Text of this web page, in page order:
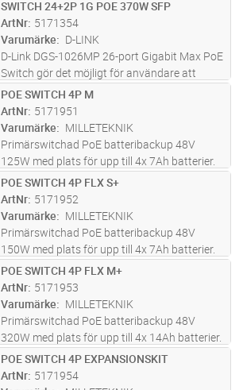
Gigabit PoE++-portar, 6× Gigabit PoE+-portar,
2× Gigabit icke-PoE-portar, 2×
ST Lägg i kundvagn
SWITCH 24+2P 1G POE 370W SFP
ArtNr 5171354
Varumärke
D-LINK
D-Link DGS-1026MP 26-port Gigabit Max PoE
Switch gör det möjligt för användare att
enkelt ansluta och driva PoE-kompatibla
enheter som trådlösa accesspunkter, IP-
kameror och IP-telefoner. Var och en
mer
ST Lägg i kundvagn
POE SWITCH 4P M
ArtNr 5171951
Varumärke
MILLETEKNIK
Primärswitchad PoE batteribackup 48V
125W med plats för upp till 4x 7Ah batterier.
PoE 4p M skall väggmonteras.PoE 4p M
levereras inkl. 1x PoE switch med 2x LAN
portar & 4x PoE portar. Max effekt per
mer
ST Lägg i kundvagn
POE SWITCH 4P FLX S+
ArtNr 5171952
Varumärke
MILLETEKNIK
Primärswitchad PoE batteribackup 48V
150W med plats för upp till 4x 7Ah batterier.
1x PoE switch med 2x LAN portar & 4x PoE
portar. Kan enkelt utökas med ytterligare 1
switch till totalt 8 PoE portar
ST Lägg i kundvagn
POE SWITCH 4P FLX M+
ArtNr 5171953
Varumärke
MILLETEKNIK
Primärswitchad PoE batteribackup 48V
320W med plats för upp till 4x 14Ah batterier.
1x PoE switch med 2x LAN portar & 4x PoE
portar. Kan enkelt utökas med ytterligare 2
ST Lägg i kundvagn
POE SWITCH 4P EXPANSIONSKIT
ArtNr 5171954